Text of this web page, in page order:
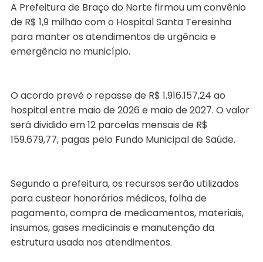
A Prefeitura de Braço do Norte firmou um convênio
de R$ 1,9 milhão com o Hospital Santa Teresinha
para manter os atendimentos de urgência e
emergência no município.
O acordo prevê o repasse de R$ 1.916.157,24 ao
hospital entre maio de 2026 e maio de 2027. O valor
será dividido em 12 parcelas mensais de R$
159.679,77, pagas pelo Fundo Municipal de Saúde.
Segundo a prefeitura, os recursos serão utilizados
para custear honorários médicos, folha de
pagamento, compra de medicamentos, materiais,
insumos, gases medicinais e manutenção da
estrutura usada nos atendimentos.